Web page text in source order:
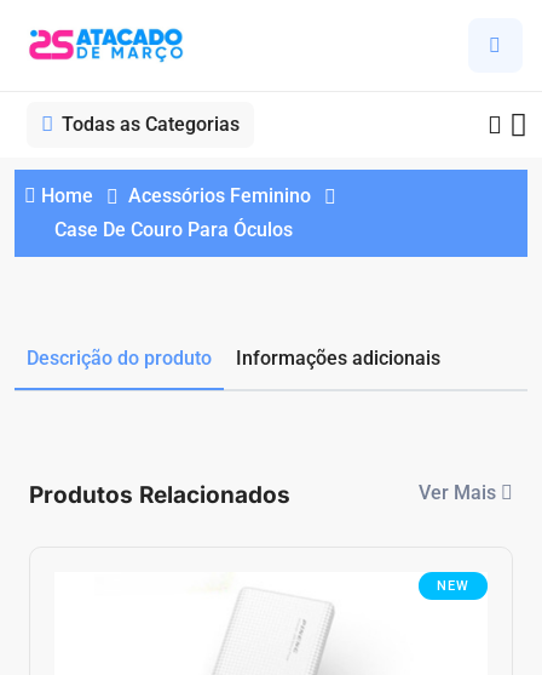
Todas as Categorias
Home
Acessórios Feminino
Case De Couro Para Óculos
Descrição do produto Informações adicionais
Produtos Relacionados Ver Mais
NEW